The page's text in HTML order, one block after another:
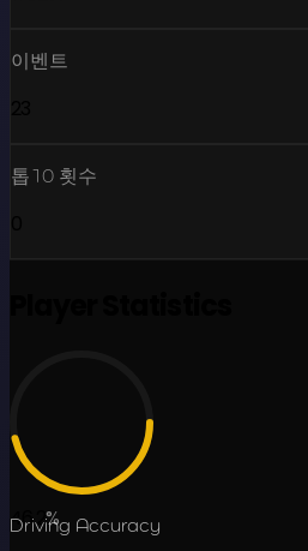
이벤트
톱10 횟수
46.2%
Driving Accuracy